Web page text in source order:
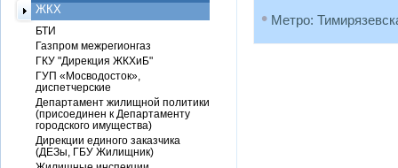
• Метро:
ЖКХ
БТИ
Газпром межрегионгаз
ГКУ "Дирекция ЖКХиБ"
ГУП «Мосводосток»,
диспетчерские
Департамент жилищной политики
(присоединен к Департаменту
городского имущества)
Дирекции единого заказчика
(ДЕЗы, ГБУ Жилищник)